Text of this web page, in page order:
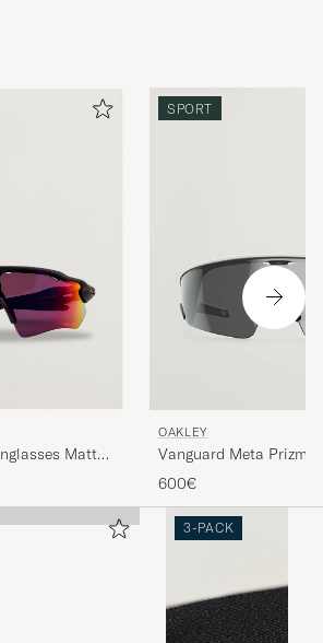
Matte
SPORT
OAKLEY
Vanguard Meta Prizm
Black
600€
3-PACK